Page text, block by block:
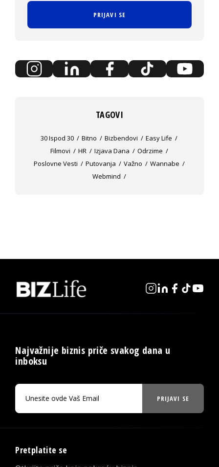
PRIJAVI SE
TAGOVI
30 Ispod 30 Bitno Bizbendovi
Easy Life
Filmovi
HR Izjava Dana
Odrzime
Poslovne Vesti
Putovanja Važno
Wannabe
Webmind
Najvažnije biznis priče svakog dana u
inboksu
PRIJAVI SE
Pretplatite se